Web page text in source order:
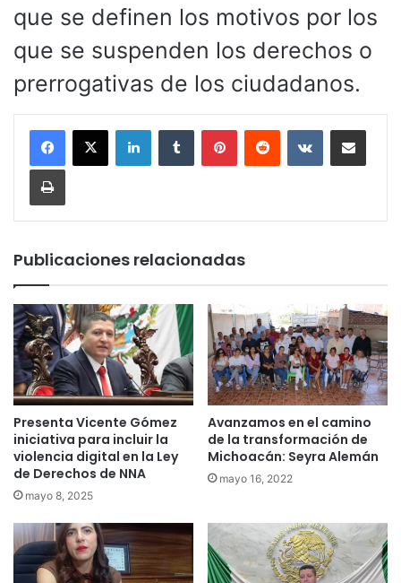
que se definen los motivos por los
que se suspenden los derechos o
prerrogativas de los ciudadanos.
LinkedInTumblr PinterestReddit VKontakteCompartir por
Imprimir
Publicaciones relacionadas
Presenta Vicente Gómez
iniciativa para incluir la
violencia digital en la Ley
de Derechos de NNA
mayo 8, 2025
Avanzamos en el camino
de la transformación de
Michoacán: Seyra Alemán
mayo 16, 2022